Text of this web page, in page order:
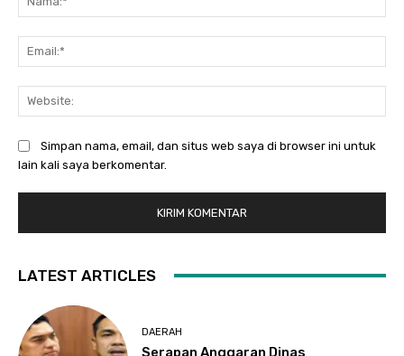
Simpan nama, email, dan situs web saya di browser ini untuk
lain kali saya berkomentar.
LATEST ARTICLES
DAERAH
Serapan Anggaran Dinas